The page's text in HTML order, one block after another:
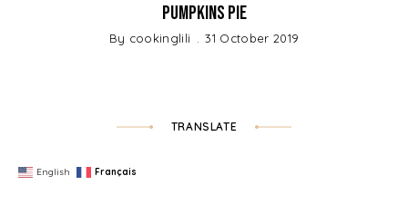
Pumpkins Pie
By cookinglili 31 October 2019
TRANSLATE
English Français